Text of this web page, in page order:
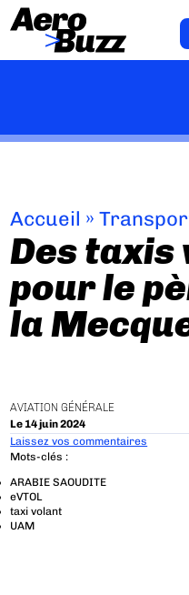
Accueil »
Des taxis
pour le
la
AVIATION GÉNÉRALE
Le 14 juin 2024
Laissez vos commentaires
Mots-clés :
ARABIE SAOUDITE
eVTOL
taxi volant
UAM